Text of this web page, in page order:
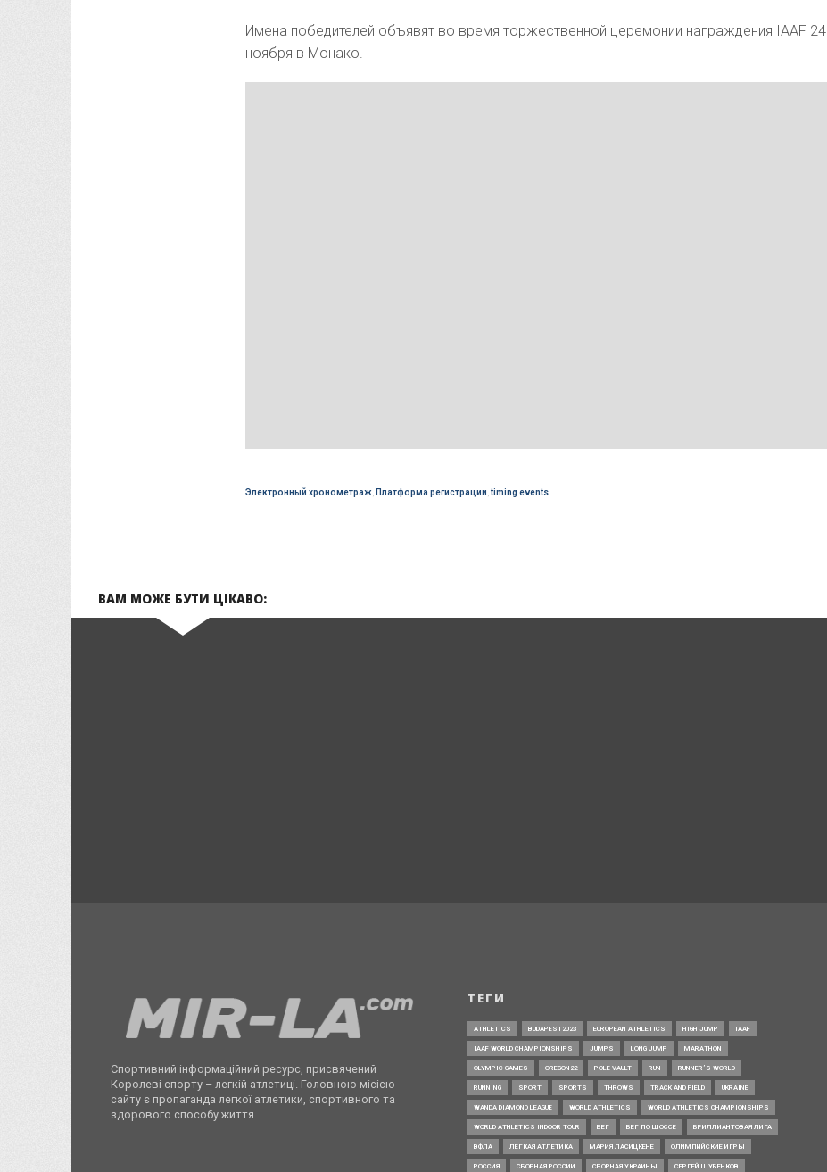
Имена победителей объявят во время торжественной церемонии награждения IAAF 24
ноября в Монако.
Электронный хронометраж Платформа регистрации ,timing events
ВАМ МОЖЕ БУТИ ЦІКАВО:
Спортивний інформаційний ресурс, присвячений
Королеві спорту – легкій атлетиці. Головною місією
сайту є пропаганда легкої атлетики, спортивного та
здорового способу життя.
ТЕГИ
ATHLETICS BUDAPEST2023 EUROPEAN ATHLETICS HIGH JUMP IAAF
IAAF WORLD CHAMPIONSHIPS JUMPS LONG JUMP MARATHON
OLYMPIC GAMES OREGON22 POLE VAULT RUN RUNNER’S WORLD
RUNNING SPORT SPORTS THROWS TRACK AND FIELD UKRAINE
WANDA DIAMOND LEAGUE WORLD ATHLETICS WORLD ATHLETICS CHAMPIONSHIPS
WORLD ATHLETICS INDOOR TOUR БЕГ БЕГ ПО ШОССЕ БРИЛЛИАНТОВАЯ ЛИГА
ВФЛА ЛЕГКАЯ АТЛЕТИКА МАРИЯ ЛАСИЦКЕНЕ ОЛИМПИЙСКИЕ ИГРЫ
РОССИЯ СБОРНАЯ РОССИИ СБОРНАЯ УКРАИНЫ СЕРГЕЙ ШУБЕНКОВ